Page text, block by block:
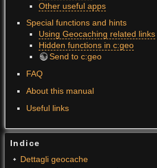
Other useful apps
Special functions and hints
Using Geocaching related links
Hidden functions in c:geo
Send to c:geo
FAQ
About this manual
Useful links
Indice
Dettagli geocache